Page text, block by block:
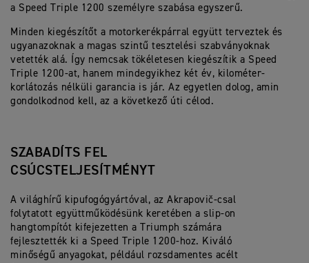
a Speed Triple 1200 személyre szabása egyszerű.
Minden kiegészítőt a motorkerékpárral együtt terveztek és
ugyanazoknak a magas szintű tesztelési szabványoknak
vetették alá. Így nemcsak tökéletesen kiegészítik a Speed
Triple 1200-at, hanem mindegyikhez két év, kilométer-
korlátozás nélküli garancia is jár. Az egyetlen dolog, amin
gondolkodnod kell, az a következő úti célod.
SZABADÍTS FEL
CSÚCSTELJESÍTMÉNYT
A világhírű kipufogógyártóval, az Akrapovič-csal
folytatott együttműködésünk keretében a slip-on
hangtompítót kifejezetten a Triumph számára
fejlesztették ki a Speed Triple 1200-hoz. Kiváló
minőségű anyagokat, például rozsdamentes acélt